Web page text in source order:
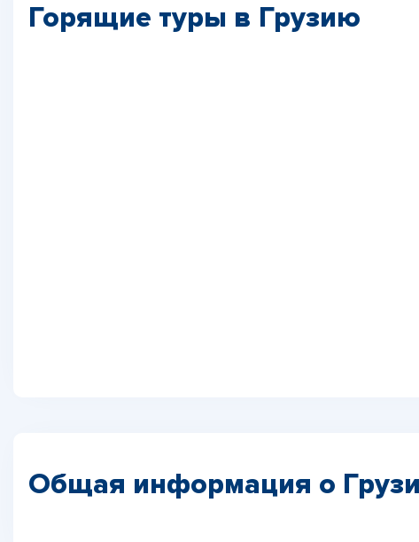
Горящие туры в Грузию
Общая информация о